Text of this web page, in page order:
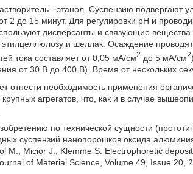
- этанол. Суспензию подвергают
2 до 15 минут. Для регулировки pH и
дисперсанты и связующие
и шеллак. Осаждение
тока составляет от 0,05 мА/см2 до 5 мА/см2
от 30 В до 400 В). Время от нескольких
отнести необходимость применения
агрегатов, что, как и в случае
по технической сущности
суспензий нанопорошков оксида
М., Micior J., Klemme S. Electrophoretic
of Material Science, Volume 49, Issue 20,